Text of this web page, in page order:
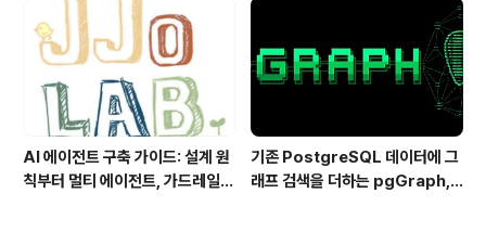
AI 에이전트 구축 가이드: 설계 원
칙부터 멀티 에이전트, 가드레일까
기존 PostgreSQL 데이터에 그
래프 검색을 더하는 pgGraph,